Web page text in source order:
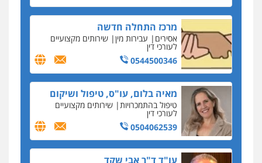
מאיה בלום, עו"ס, טיפול ושיקום
טיפול בהתמכרויות שירותים מקצועיים
לעורכי דין
0504062539
עו"ד ד"ר אבי שקד
עבירות כלכליות הלבנת הון חילוטים
עבירות פליליות
0544385337
איתי חקירות – שירותים לעורכי דין
החשוד ברצח עו"ד ארבל פלדמן טען לרקע נפשי
ושתק בחקירתו
בבית המשפט התברר כי לחשוד, אחמד אלרג'וב
מרמלה, לא נערכה
יחסי עו"ד לקוח
עורכת דין נעצרה בחשד להעברת סם לנאשם בכלא
השרון
דבר למיקרופון
נציב תלונות הציבור על השופטים: עדיף למעט
בפרקטיקה של דיונים "מחוץ לפרוטוקול"